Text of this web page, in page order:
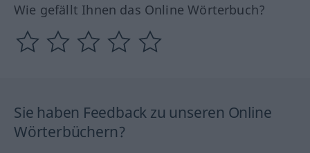
Wie gefällt Ihnen das Online Wörterbuch?
Sie haben Feedback zu unseren Online
Wörterbüchern?